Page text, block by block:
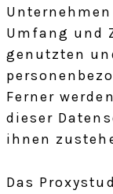
Umfang und
genutzten
Ferner
dieser
ihnen
Das